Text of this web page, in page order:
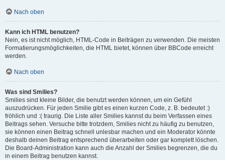
Nach oben
Kann ich HTML benutzen?
Nein, es ist nicht möglich, HTML-Code in Beiträgen zu verwenden. Die meisten
Formatierungsmöglichkeiten, die HTML bietet, können über BBCode erreicht
werden.
Nach oben
Was sind Smilies?
Smilies sind kleine Bilder, die benutzt werden können, um ein Gefühl
auszudrücken. Für jeden Smilie gibt es einen kurzen Code, z. B. bedeutet :)
fröhlich und :( traurig. Die Liste aller Smilies kannst du beim Verfassen eines
Beitrags sehen. Versuche bitte trotzdem, Smilies nicht zu häufig zu benutzen,
sie können einen Beitrag schnell unlesbar machen und ein Moderator könnte
deshalb deinen Beitrag entsprechend überarbeiten oder gar komplett löschen.
Die Board-Administration kann auch die Anzahl der Smilies begrenzen, die du
in einem Beitrag benutzen kannst.